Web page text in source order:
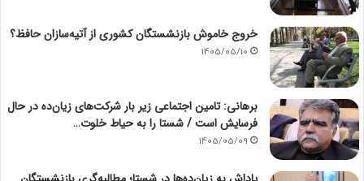
خروج خاموش بازنشستگان کشوری از آتیه‌سازان حافظ؟
1405/05/10
برهانی: تامین اجتماعی زیر بار شرکت‌های زیان‌ده در حال
فرسایش است / شستا را به حیاط خلوت…
1405/05/09